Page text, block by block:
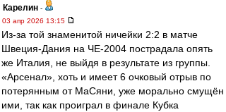
Карелин -
03 апр 2026 13:15
Из-за той знаменитой ничейки 2:2 в матче
Швеция-Дания на ЧЕ-2004 пострадала опять
же Италия, не выйдя в результате из группы.
«Арсенал», хоть и имеет 6 очковый отрыв по
потерянным от МаСяни, уже морально смущён
ими, так как проиграл в финале Кубка